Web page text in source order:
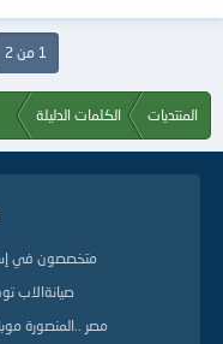
1 من 2
المنتديات الكلمات الدليلة
متخصصون في
صيانةالاب
مصر ..المنصورة موبايل